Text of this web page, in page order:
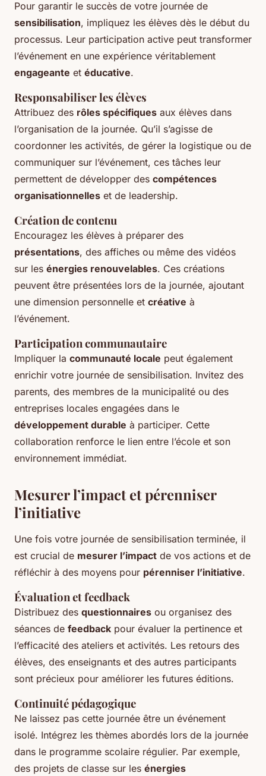
Pour garantir le succès de votre journée de
sensibilisation, impliquez les élèves dès le début du
processus. Leur participation active peut transformer
l’événement en une expérience véritablement
engageante et éducative.
Responsabiliser les élèves
Attribuez des rôles spécifiques aux élèves dans
l’organisation de la journée. Qu’il s’agisse de
coordonner les activités, de gérer la logistique ou de
communiquer sur l’événement, ces tâches leur
permettent de développer des compétences
organisationnelles et de leadership.
Création de contenu
Encouragez les élèves à préparer des
présentations, des affiches ou même des vidéos
sur les énergies renouvelables. Ces créations
peuvent être présentées lors de la journée, ajoutant
une dimension personnelle et créative à
l’événement.
Participation communautaire
Impliquer la communauté locale peut également
enrichir votre journée de sensibilisation. Invitez des
parents, des membres de la municipalité ou des
entreprises locales engagées dans le
développement durable à participer. Cette
collaboration renforce le lien entre l’école et son
environnement immédiat.
Mesurer l’impact et pérenniser
l’initiative
Une fois votre journée de sensibilisation terminée, il
est crucial de mesurer l’impact de vos actions et de
réfléchir à des moyens pour pérenniser l’initiative.
Évaluation et feedback
Distribuez des questionnaires ou organisez des
séances de feedback pour évaluer la pertinence et
l’efficacité des ateliers et activités. Les retours des
élèves, des enseignants et des autres participants
sont précieux pour améliorer les futures éditions.
Continuité pédagogique
Ne laissez pas cette journée être un événement
isolé. Intégrez les thèmes abordés lors de la journée
dans le programme scolaire régulier. Par exemple,
des projets de classe sur les énergies